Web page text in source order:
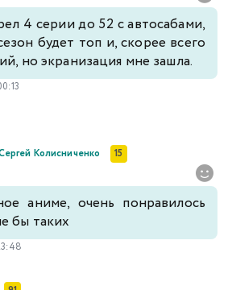
4 серии до 52 с автосабами,
будет топ и, скорее всего
но экранизация мне зашла.
Колисниченко 15
аниме, очень понравилось
бы таких